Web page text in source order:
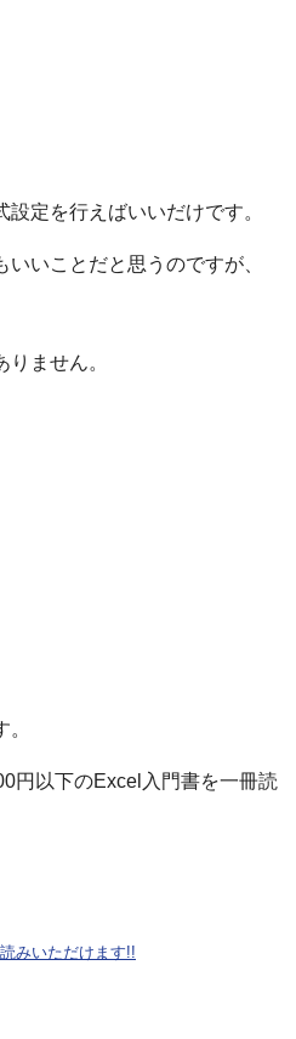
定を行えばいいだけです。
いことだと思うのですが、
ません。
円以下のExcel入門書を一冊読
みいただけます!!